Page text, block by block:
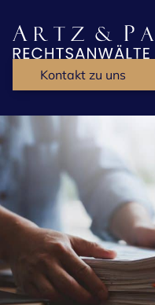
Kontakt zu uns